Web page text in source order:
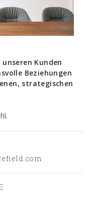
Kunden
Beziehungen
strategischen